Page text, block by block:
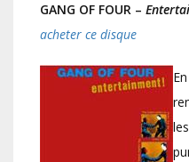
GANG OF FOUR –
acheter ce disque